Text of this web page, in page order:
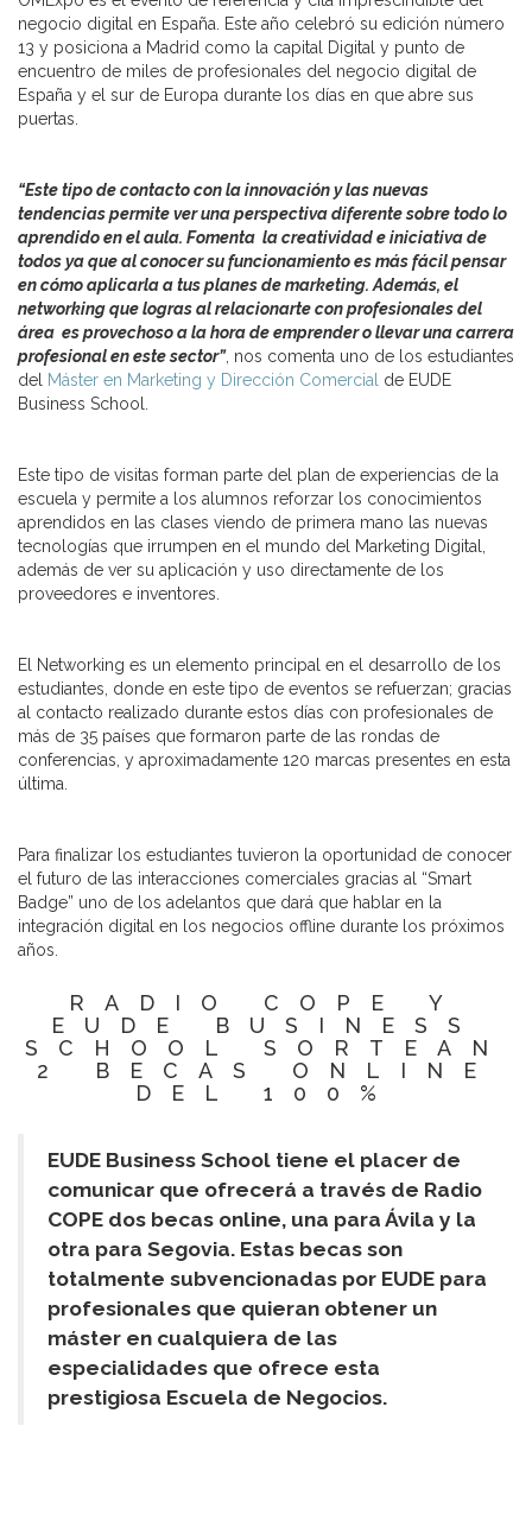
negocio digital en España. Este año celebró su edición número
13 y posiciona a Madrid como la capital Digital y punto de
encuentro de miles de profesionales del negocio digital de
España y el sur de Europa durante los días en que abre sus
puertas.
“Este tipo de contacto con la innovación y las nuevas
tendencias permite ver una perspectiva diferente sobre todo lo
aprendido en el aula. Fomenta la creatividad e iniciativa de
todos ya que al conocer su funcionamiento es más fácil pensar
en cómo aplicarla a tus planes de marketing. Además, el
networking que logras al relacionarte con profesionales del
área es provechoso a la hora de emprender o llevar una carrera
profesional en este sector”, nos comenta uno de los estudiantes
del Máster en Marketing y Dirección Comercial de EUDE
Business School.
Este tipo de visitas forman parte del plan de experiencias de la
escuela y permite a los alumnos reforzar los conocimientos
aprendidos en las clases viendo de primera mano las nuevas
tecnologías que irrumpen en el mundo del Marketing Digital,
además de ver su aplicación y uso directamente de los
proveedores e inventores.
El Networking es un elemento principal en el desarrollo de los
estudiantes, donde en este tipo de eventos se refuerzan; gracias
al contacto realizado durante estos días con profesionales de
más de 35 países que formaron parte de las rondas de
conferencias, y aproximadamente 120 marcas presentes en esta
última.
Para finalizar los estudiantes tuvieron la oportunidad de conocer
el futuro de las interacciones comerciales gracias al “Smart
Badge” uno de los adelantos que dará que hablar en la
integración digital en los negocios offline durante los próximos
años.
RADIO COPE Y
EUDE BUSINESS
SCHOOL SORTEAN
2 BECAS ONLINE
DEL 100%
EUDE Business School tiene el placer de
comunicar que ofrecerá a través de Radio
COPE dos becas online, una para Ávila y la
otra para Segovia. Estas becas son
totalmente subvencionadas por EUDE para
profesionales que quieran obtener un
máster en cualquiera de las
especialidades que ofrece esta
prestigiosa Escuela de Negocios.